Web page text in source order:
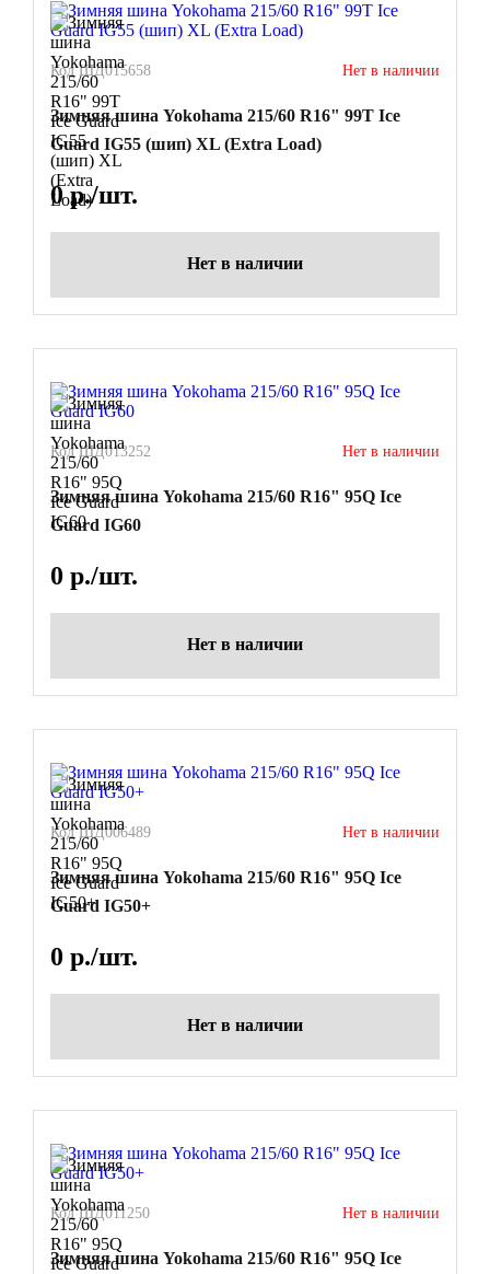
Код ШД015658 Нет в наличии
Зимняя шина Yokohama 215/60 R16" 99T Ice
Guard IG55 (шип) XL (Extra Load)
0р./шт.
Нет в наличии
Код ШД013252 Нет в наличии
Зимняя шина Yokohama 215/60 R16" 95Q Ice
Guard IG60
0 р./шт.
Нет в наличии
Код ШД006489 Нет в наличии
Зимняя шина Yokohama 215/60 R16" 95Q Ice
Guard IG50+
0 р./шт.
Нет в наличии
Код ШД011250 Нет в наличии
Зимняя шина Yokohama 215/60 R16" 95Q Ice